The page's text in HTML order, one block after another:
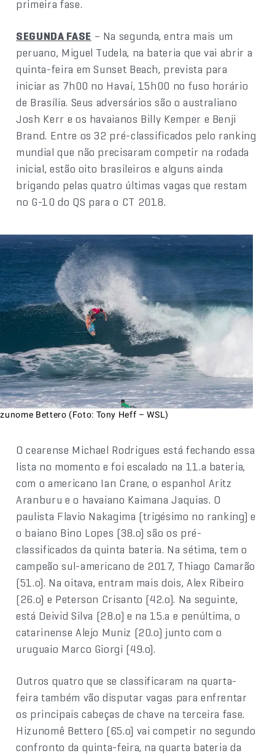
primeira fase.
SEGUNDA FASE – Na segunda, entra mais um
peruano, Miguel Tudela, na bateria que vai abrir a
quinta-feira em Sunset Beach, prevista para
iniciar as 7h00 no Havaí, 15h00 no fuso horário
de Brasília. Seus adversários são o australiano
Josh Kerr e os havaianos Billy Kemper e Benji
Brand. Entre os 32 pré-classificados pelo ranking
mundial que não precisaram competir na rodada
inicial, estão oito brasileiros e alguns ainda
brigando pelas quatro últimas vagas que restam
no G-10 do QS para o CT 2018.
Bettero (Foto: Tony Heff – WSL)
O cearense Michael Rodrigues está fechando essa
lista no momento e foi escalado na 11.a bateria,
com o americano Ian Crane, o espanhol Aritz
Aranburu e o havaiano Kaimana Jaquias. O
paulista Flavio Nakagima (trigésimo no ranking) e
o baiano Bino Lopes (38.o) são os pré-
classificados da quinta bateria. Na sétima, tem o
campeão sul-americano de 2017, Thiago Camarão
(51.o). Na oitava, entram mais dois, Alex Ribeiro
(26.o) e Peterson Crisanto (42.o). Na seguinte,
está Deivid Silva (28.o) e na 15.a e penúltima, o
catarinense Alejo Muniz (20.o) junto com o
uruguaio Marco Giorgi (49.o).
Outros quatro que se classificaram na quarta-
feira também vão disputar vagas para enfrentar
os principais cabeças de chave na terceira fase.
Hizunomê Bettero (65.o) vai competir no segundo
confronto da quinta-feira, na quarta bateria da